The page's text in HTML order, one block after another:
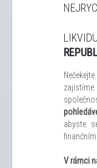
abyste
V rámci